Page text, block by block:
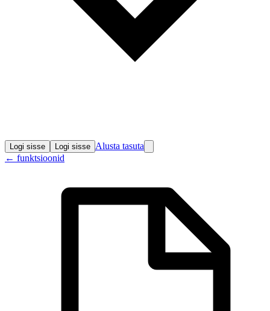
Logi sisse Logi sisse Alusta tasuta
← funktsioonid